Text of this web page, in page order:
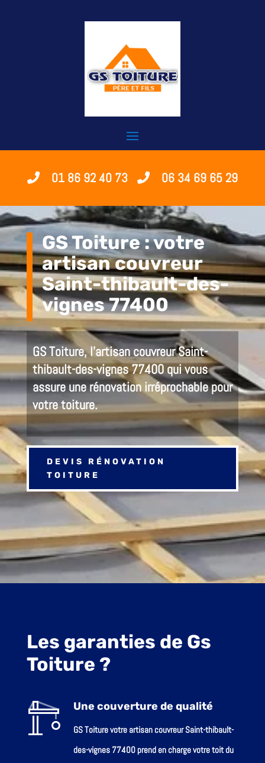
01 86 92 40 73 06 34 69 65 29
GS Toiture : votre
artisan couvreur
Saint-thibault-des-
vignes 77400
GS Toiture, l’artisan couvreur Saint-
thibault-des-vignes 77400 quivous
assureune rénovation irréprochable pour
votre toiture.
DEVIS RÉNOVATION
TOITURE
Les garanties de Gs
Toiture ?
Une couverture de qualité
GS Toiture votre artisan couvreur Saint-thibault-
des-vignes 77400 prend en charge votre toit du